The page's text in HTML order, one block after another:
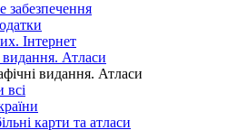
забезпечення
Інтернет
видання. Атласи
видання. Атласи
всі
карти та атласи